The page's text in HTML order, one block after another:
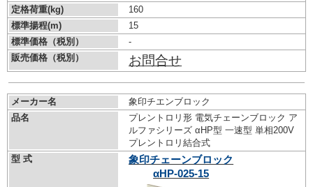
定格荷重(kg)
160
標準揚程(m)
15
標準価格（税別）
-
販売価格（税別）
お問合せ
メーカー名
象印チエンブロック
品名
プレントロリ形 電気チェーンブロック ア
ルファシリーズ αHP型 一速型 単相200V
プレントロリ結合式
型 式
象印チェーンブロック
αHP-025-15